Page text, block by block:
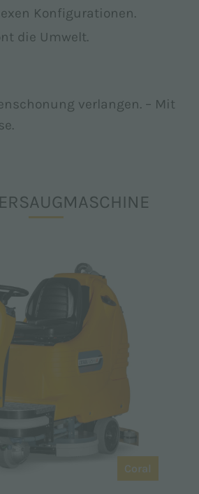
Konfigurationen.
die Umwelt.
verlangen. – Mit
Coral